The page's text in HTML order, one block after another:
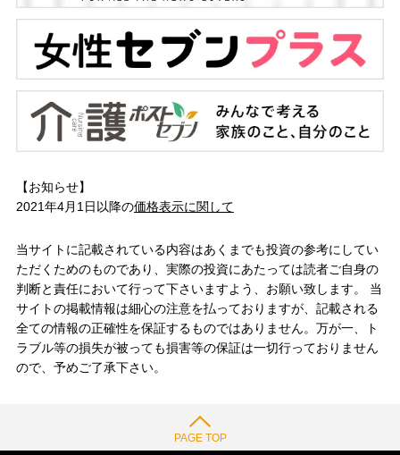
【お知らせ】
2021年4月1日以降の価格表示に関して
当サイトに記載されている内容はあくまでも投資の参考にしてい
ただくためのものであり、実際の投資にあたっては読者ご自身の
判断と責任において行って下さいますよう、お願い致します。 当
サイトの掲載情報は細心の注意を払っておりますが、記載される
全ての情報の正確性を保証するものではありません。万が一、ト
ラブル等の損失が被っても損害等の保証は一切行っておりません
ので、予めご了承下さい。
PAGE TOP